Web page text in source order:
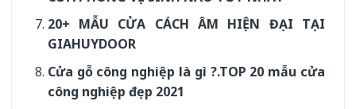
20+ MẪU CỬA CÁCH ÂM HIỆN ĐẠI TẠI
GIAHUYDOOR
Cửa gỗ công nghiệp là gì ?.TOP 20 mẫu cửa
công nghiệp đẹp 2021